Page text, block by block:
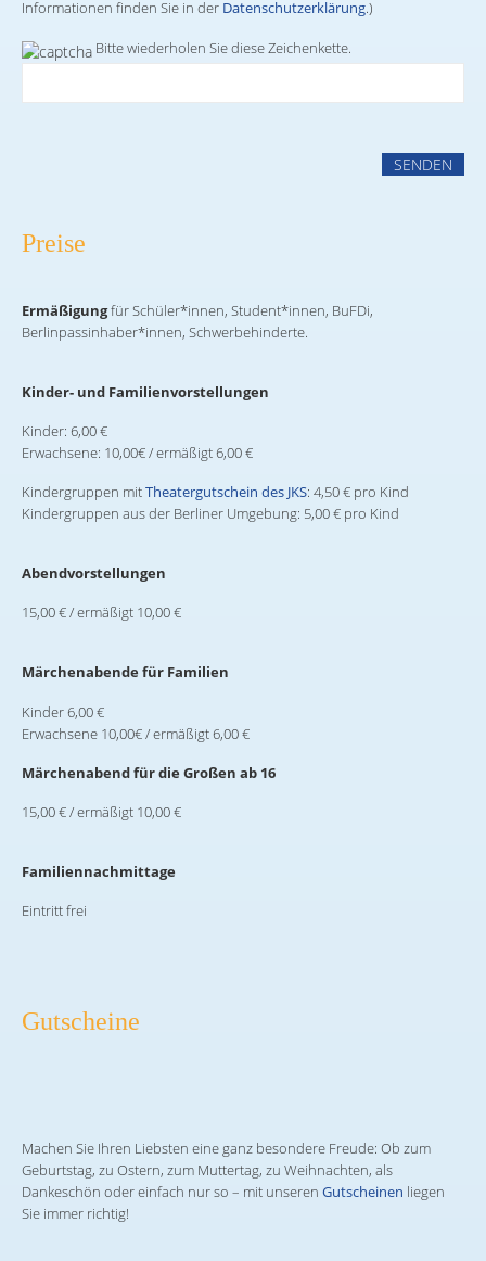
Informationen finden Sie in der Datenschutzerklärung.)
Bitte wiederholen Sie diese Zeichenkette.
Preise
Ermäßigungfür Schüler*innen, Student*innen, BuFDi,
Berlinpassinhaber*innen, Schwerbehinderte.
Kinder- und Familienvorstellungen
Kinder: 6,00 €
Erwachsene: 10,00€ / ermäßigt 6,00 €
Kindergruppen mitTheatergutschein des JKS: 4,50 € pro Kind
Kindergruppen aus der Berliner Umgebung: 5,00 € pro Kind
Abendvorstellungen
15,00 € / ermäßigt 10,00 €
Märchenabende für Familien
Kinder 6,00 €
Erwachsene 10,00€ / ermäßigt 6,00 €
Märchenabend für die Großen ab 16
15,00 € / ermäßigt 10,00 €
Familiennachmittage
Eintritt frei
Gutscheine
Machen Sie Ihren Liebsten eine ganz besondere Freude: Ob zum
Geburtstag, zu Ostern, zum Muttertag, zu Weihnachten, als
Dankeschön oder einfach nur so – mit unseren Gutscheinen liegen
Sie immer richtig!